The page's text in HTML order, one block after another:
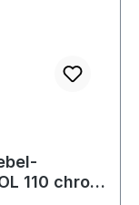
110 chrom